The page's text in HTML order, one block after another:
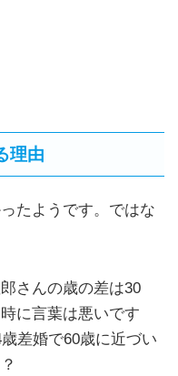
理由
たようです。ではな
さんの歳の差は30
に言葉は悪いです
差婚で60歳に近づい